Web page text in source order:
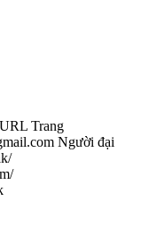
Trang
Người đại